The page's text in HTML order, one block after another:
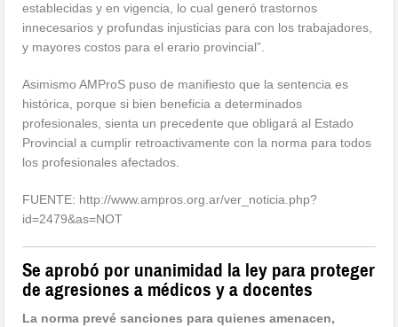
establecidas y en vigencia, lo cual generó trastornos
innecesarios y profundas injusticias para con los trabajadores,
y mayores costos para el erario provincial”.
Asimismo AMProS puso de manifiesto que la sentencia es
histórica, porque si bien beneficia a determinados
profesionales, sienta un precedente que obligará al Estado
Provincial a cumplir retroactivamente con la norma para todos
los profesionales afectados.
FUENTE: http://www.ampros.org.ar/ver_noticia.php?
id=2479&as=NOT
Se aprobó por unanimidad la ley para proteger
de agresiones a médicos y a docentes
La norma prevé sanciones para quienes amenacen,